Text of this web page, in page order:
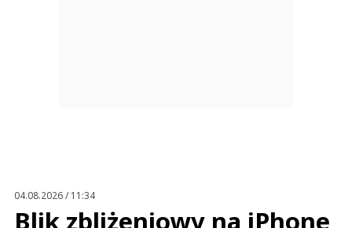
04.08.2026 / 11:34
Blik zbliżeniowy na iPhone